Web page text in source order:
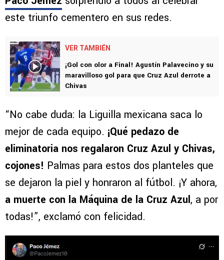
este triunfo cementero en sus redes.
VER TAMBIÉN
¡Gol con olor a Final! Agustín Palavecino y su
maravilloso gol para que Cruz Azul derrote a
Chivas
“No cabe duda: la Liguilla mexicana saca lo
mejor de cada equipo. ¡Qué pedazo de
eliminatoria nos regalaron Cruz Azul y Chivas,
cojones! Palmas para estos dos planteles que
se dejaron la piel y honraron al fútbol. ¡Y ahora,
a muerte con la Máquina de la Cruz Azul, a por
todas!”, exclamó con felicidad.